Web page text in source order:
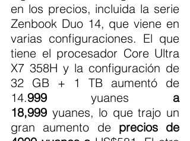
en los precios, incluida la serie
Zenbook Duo 14, que viene en
varias configuraciones. El que
tiene el procesador Core Ultra
X7 358H y la configuración de
32 GB + 1 TB aumentó de
14.999 yuanes a
18,999 yuanes, lo que trajo un
gran aumento de precios de